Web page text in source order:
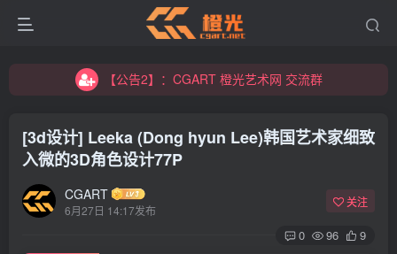
【公告2】：CGART 橙光艺术网 交流群
【公告2】：CGART 橙光艺术网 交流群
[3d设计] Leeka (Dong hyun Lee)韩国艺术家细致
入微的3D角色设计77P
CGART
6月27日 14:17发布
关注
0 96 9